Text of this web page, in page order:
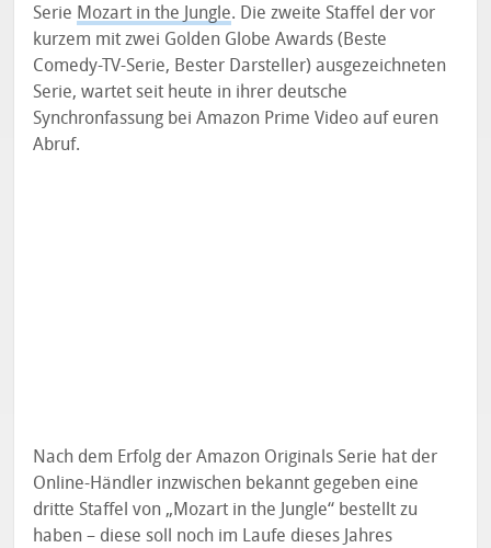
Serie Mozart in the Jungle. Die zweite Staffel der vor
kurzem mit zwei Golden Globe Awards (Beste
Comedy-TV-Serie, Bester Darsteller) ausgezeichneten
Serie, wartet seit heute in ihrer deutsche
Synchronfassung bei Amazon Prime Video auf euren
Abruf.
Nach dem Erfolg der Amazon Originals Serie hat der
Online-Händler inzwischen bekannt gegeben eine
dritte Staffel von „Mozart in the Jungle“ bestellt zu
haben – diese soll noch im Laufe dieses Jahres